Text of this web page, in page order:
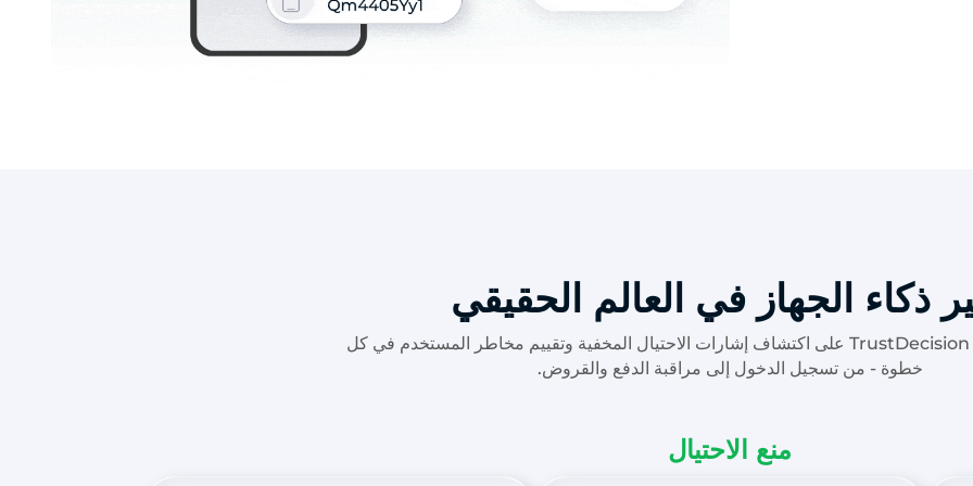
ذكاء الجهاز في العالم الحقيقي
تساعدك بصمة جهاز TrustDecision على اكتشاف إشارات الاحتيال المخفية وتقييم مخاطر المستخدم في كل
خطوة - من تسجيل الدخول إلى مراقبة الدفع والقروض.
منع الاحتيال